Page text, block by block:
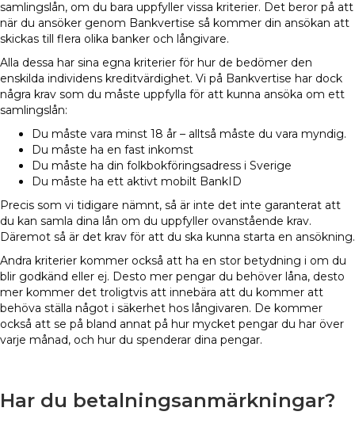
samlingslån, om du bara uppfyller vissa kriterier. Det beror på att
när du ansöker genom Bankvertise så kommer din ansökan att
skickas till flera olika banker och långivare.
Alla dessa har sina egna kriterier för hur de bedömer den
enskilda individens kreditvärdighet. Vi på Bankvertise har dock
några krav som du måste uppfylla för att kunna ansöka om ett
samlingslån:
Du måste vara minst 18 år – alltså måste du vara myndig.
Du måste ha en fast inkomst
Du måste ha din folkbokföringsadress i Sverige
Du måste ha ett aktivt mobilt BankID
Precis som vi tidigare nämnt, så är inte det inte garanterat att
du kan samla dina lån om du uppfyller ovanstående krav.
Däremot så är det krav för att du ska kunna starta en ansökning.
Andra kriterier kommer också att ha en stor betydning i om du
blir godkänd eller ej. Desto mer pengar du behöver låna, desto
mer kommer det troligtvis att innebära att du kommer att
behöva ställa något i säkerhet hos långivaren. De kommer
också att se på bland annat på hur mycket pengar du har över
varje månad, och hur du spenderar dina pengar.
Har du betalningsanmärkningar?